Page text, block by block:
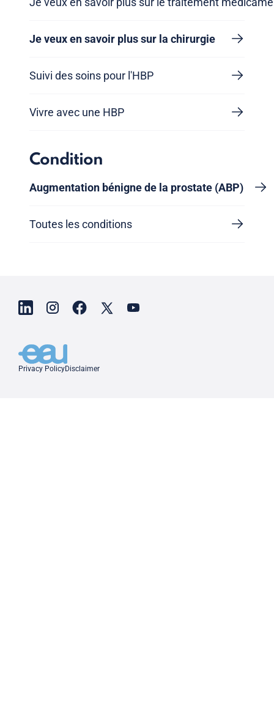
Je veux en savoir plus sur la chirurgie
Suivi des soins pour l'HBP
Vivre avec une HBP
Condition
Augmentation bénigne de la prostate (ABP)
Toutes les conditions
Privacy PolicyDisclaimer